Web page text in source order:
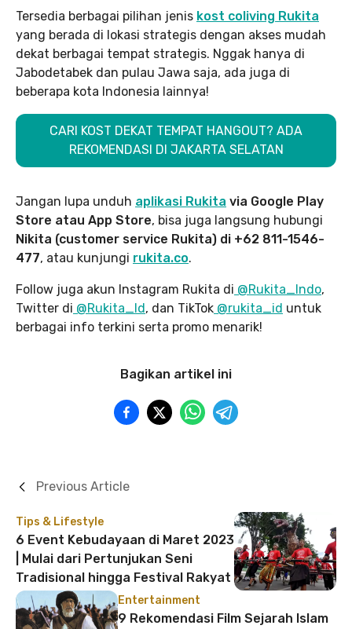
Tersedia berbagai pilihan jenis kost coliving Rukita
yang berada di lokasi strategis dengan akses mudah
dekat berbagai tempat strategis. Nggak hanya di
Jabodetabek dan pulau Jawa saja, ada juga di
beberapa kota Indonesia lainnya!
CARI KOST DEKAT TEMPAT HANGOUT? ADA
REKOMENDASI DI JAKARTA SELATAN
Jangan lupa unduh aplikasi Rukita via Google Play
Store atau App Store, bisa juga langsung hubungi
Nikita (customer service Rukita) di +62 811-1546-
477, atau kunjungi rukita.co.
Follow juga akun Instagram Rukita di @Rukita_Indo,
Twitter di @Rukita_Id, dan TikTok @rukita_id untuk
berbagai info terkini serta promo menarik!
Bagikan artikel ini
Tips & Lifestyle
6 Event Kebudayaan di Maret 2023
| Mulai dari Pertunjukan Seni
Tradisional hingga Festival Rakyat
Previous Article
Entertainment
9 Rekomendasi Film Sejarah Islam